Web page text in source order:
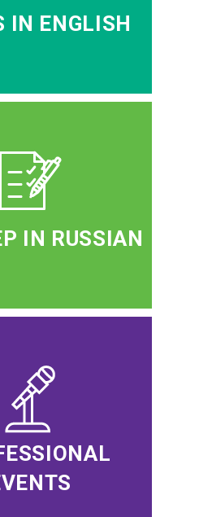
IN ENGLISH
IN RUSSIAN